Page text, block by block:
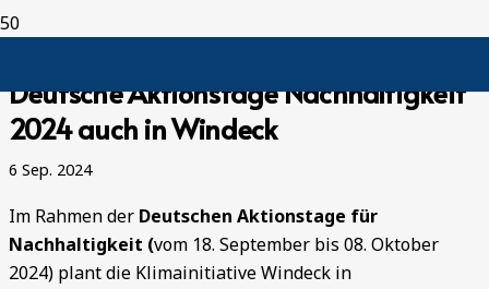
Deutsche Aktionstage Nachhaltigkeit
2024 auch in Windeck
6 Sep. 2024
Im Rahmen der Deutschen Aktionstage für
Nachhaltigkeit (vom 18. September bis 08. Oktober
2024) plant die Klimainitiative Windeck in